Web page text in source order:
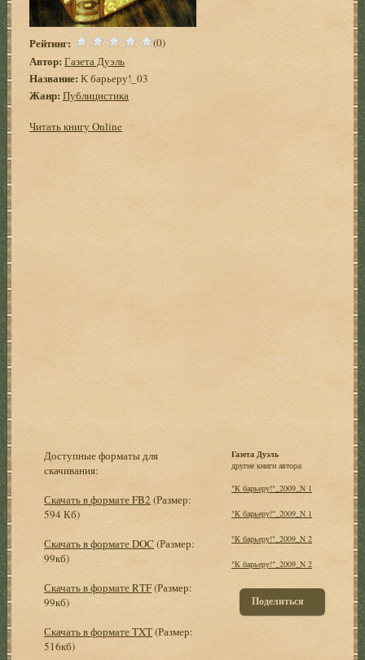
Рейтинг: (0)
Автор: Газета Дуэль
Название: К барьеру!_03
Жанр: Публицистика
Читать книгу Online
Доступные форматы для
скачивания:
Скачать в формате FB2 (Размер:
594 Кб)
Скачать в формате DOC (Размер:
99кб)
Скачать в формате RTF(Размер:
99кб)
Скачать в формате TXT(Размер:
516кб)
Газета Дуэль
другие книги автора:
"К барьеру!"_2009_N 1
"К барьеру!"_2009_N 1
"К барьеру!"_2009_N 2
"К барьеру!"_2009_N 2
Поделиться